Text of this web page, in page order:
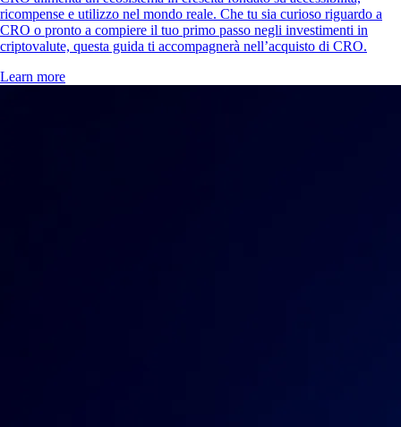
ricompense e utilizzo nel mondo reale. Che tu sia curioso riguardo a
CRO o pronto a compiere il tuo primo passo negli investimenti in
criptovalute, questa guida ti accompagnerà nell’acquisto di CRO.
Learn more